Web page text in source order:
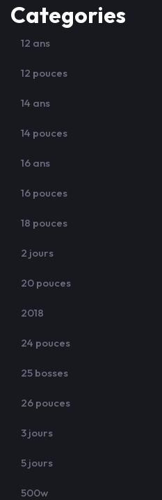
Categories
12 ans
12 pouces
14 ans
14 pouces
16 ans
16 pouces
18 pouces
2 jours
20 pouces
2018
24 pouces
25 bosses
26 pouces
3 jours
5 jours
500w